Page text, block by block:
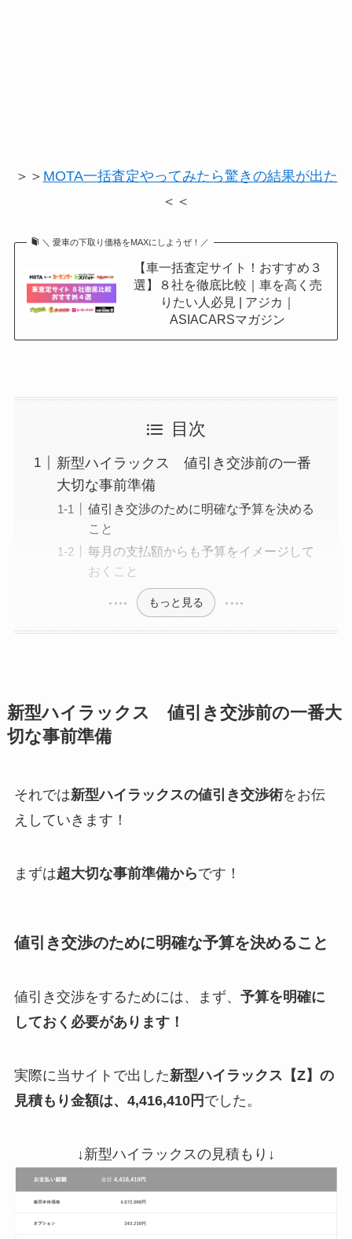
＞＞ MOTA一括査定やってみたら驚きの結果が出た
＜＜
＼ 愛車の下取り価格をMAXにしようぜ！／
【車一括査定サイト！おすすめ３
選】８社を徹底比較｜車を高く売
りたい人必見 | アジカ｜
ASIACARSマガジン
目次
新型ハイラックス 値引き交渉前の一番
大切な事前準備
値引き交渉のために明確な予算を決める
こと
毎月の支払額からも予算をイメージして
おくこと
もっと見る
新型ハイラックス 値引き交渉前の一番大
切な事前準備
それでは新型ハイラックスの値引き交渉術をお伝
えしていきます！
まずは超大切な事前準備からです！
値引き交渉のために明確な予算を決めること
値引き交渉をするためには、まず、 予算を明確に
しておく必要があります！
実際に当サイトで出した新型ハイラックス 【Z】の
見積もり金額は、4,416,410円 でした。
↓新型ハイラックスの見積もり↓